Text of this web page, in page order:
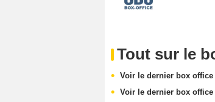
Tout sur le
Voir le dernier box office
Voir le dernier box office